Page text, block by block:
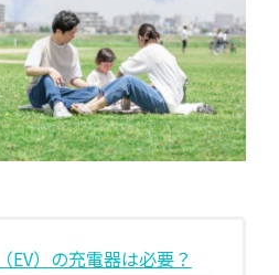
導入できる理由
EV）の充電器は必要？